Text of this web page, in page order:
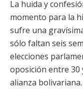
La huida y
momento para la
sufre una
sólo faltan seis
elecciones
oposición entre 30
alianza bolivariana.